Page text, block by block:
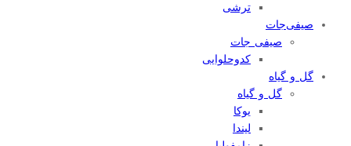
ترشی
صیفی‌جات
صیفی جات
کدوحلوایی
گل و گیاه
گل و گیاه
یوکا
لیندا